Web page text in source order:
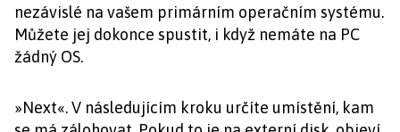
nezávislé na vašem primárním operačním systému.
Můžete jej dokonce spustit, i když nemáte na PC
žádný OS.
»Next«. V následujícím kroku určíte umístění, kam